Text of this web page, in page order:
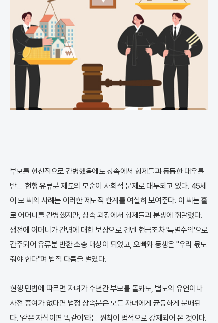
부모를 헌신적으로 간병했음에도 상속에서 형제들과 동등한 대우를
받는 현행 유류분 제도의 모순이 사회적 문제로 대두되고 있다. 45세
이 모 씨의 사례는 이러한 제도적 한계를 여실히 보여준다. 이 씨는 홀
로 어머니를 간병했지만, 상속 과정에서 형제들과 분쟁에 휘말렸다.
생전에 어머니가 간병에 대한 보상으로 건넨 현금조차 '특별수익'으로
간주되어 유류분 반환 소송 대상이 되었고, 오빠와 동생은 "우리 몫도
줘야 한다"며 법적 다툼을 벌였다.
현행 민법에 따르면 자녀가 수년간 부모를 돌봐도, 별도의 유언이나
사전 증여가 없다면 법정 상속분은 모든 자녀에게 균등하게 분배된
다. '같은 자식이면 똑같이'라는 원칙이 법적으로 강제되어 온 것이다.